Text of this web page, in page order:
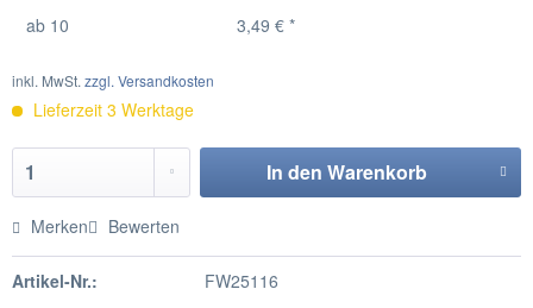
ab 10 3,49 € *
inkl. MwSt. zzgl. Versandkosten
Lieferzeit 3 Werktage
In den Warenkorb
Merken Bewerten
Artikel-Nr.: FW25116